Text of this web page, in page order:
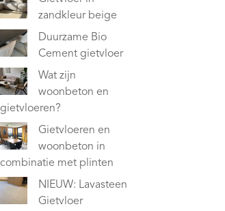
zandkleur beige
Duurzame Bio
Cement gietvloer
Wat zijn
woonbeton en
gietvloeren?
Gietvloeren en
woonbeton in
combinatie met plinten
NIEUW: Lavasteen
Gietvloer